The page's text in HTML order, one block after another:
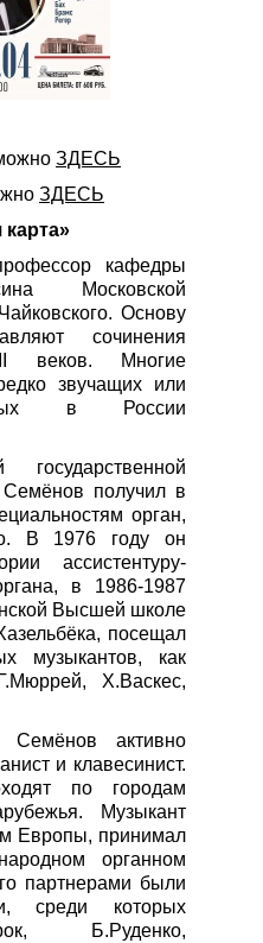
ЗДЕСЬ
ЗДЕСЬ
кафедры
Московской
Основу
сочинения
веков. Многие
звучащих или
в России
государственной
Семёнов получил в
орган,
В 1976 году он
ассистентуру-
в 1986-1987
Высшей школе
посещал
музыкантов, как
Х.Васкес,
активно
и клавесинист.
по городам
Музыкант
Европы, принимал
органном
партнерами были
среди которых
Б.Руденко,